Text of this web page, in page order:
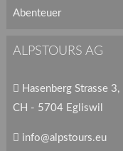
Abenteuer
ALPSTOURS AG
Hasenberg Strasse 3,
CH - 5704 Egliswil
info@alpstours.eu